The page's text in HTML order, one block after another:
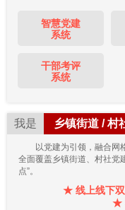
智慧党建
系统
干部考评
系统
我是 乡镇街道 / 村
以党建为引领，融合网
全面覆盖乡镇街道、村社党
点”。
★ 线上线下
★